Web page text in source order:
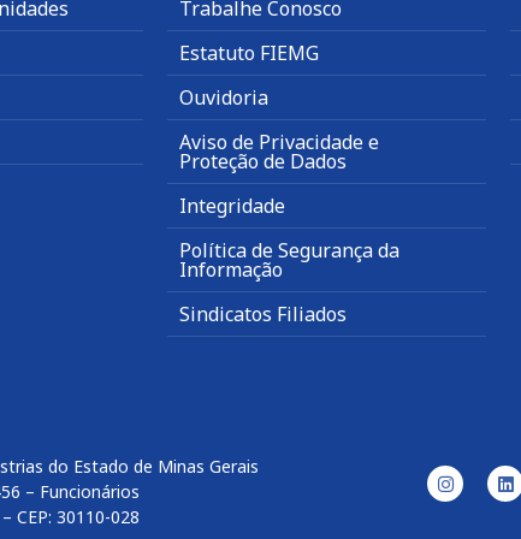
Trabalhe Conosco
Estatuto FIEMG
Ouvidoria
Aviso de Privacidade e
Proteção de Dados
Integridade
Política de Segurança da
Informação
Sindicatos Filiados
do Estado de Minas Gerais
– Funcionários
CEP: 30110-028